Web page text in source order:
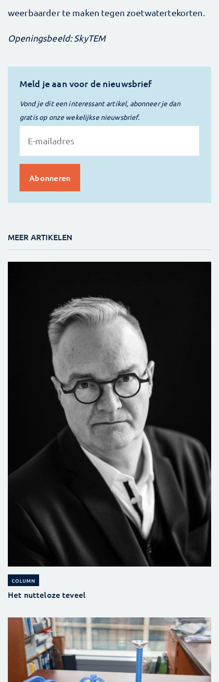
weerbaarder te maken tegen zoetwatertekorten.
Openingsbeeld: SkyTEM
Meld je aan voor de nieuwsbrief
Vond je dit een interessant artikel, abonneer je dan
gratis op onze wekelijkse nieuwsbrief.
MEER ARTIKELEN
COLUMN
Het nutteloze teveel